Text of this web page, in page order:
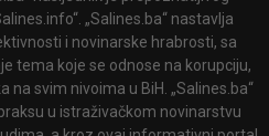
„Salines.ba“ nastavlja
i novinarske hrabrosti, sa
tema koje se odnose na korupciju,
svim nivoima u BiH. „Salines.ba“
u istraživačkom novinarstvu